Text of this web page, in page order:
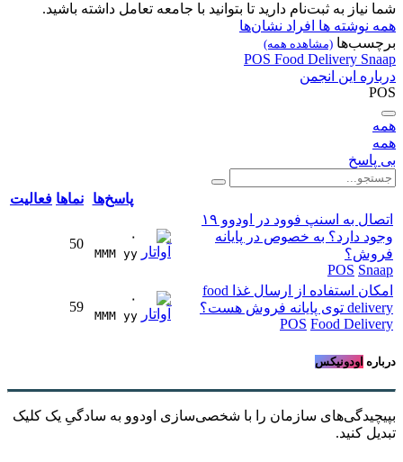
شما نیاز به ثبت‌نام دارید تا بتوانید با جامعه تعامل داشته باشید.
همه نوشته ها افراد نشان‌ها
برچسب‌ها (مشاهده همه)
POS Food Delivery Snaap
درباره این انجمن
POS
همه
همه
بی پاسخ
پاسخ‌ها نماها فعالیت
اتصال به اسنپ فوود در اودوو ۱۹
وجود دارد؟ به خصوص در پایانه
فروش؟
POS Snaap
۰
MMM yy
50
امکان استفاده از ارسال غذا food
delivery توی پایانه فروش هست؟
POS Food Delivery
۰
MMM yy
59
درباره اودونیکس
بپیچیدگی‌های سازمان را با شخصی‌سازی اودوو به سادگیِ یک کلیک
تبدیل کنید.